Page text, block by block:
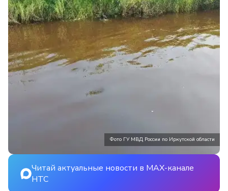
Фото ГУ МВД России по Иркутской области
Читай актуальные новости в MAX-канале
НТС